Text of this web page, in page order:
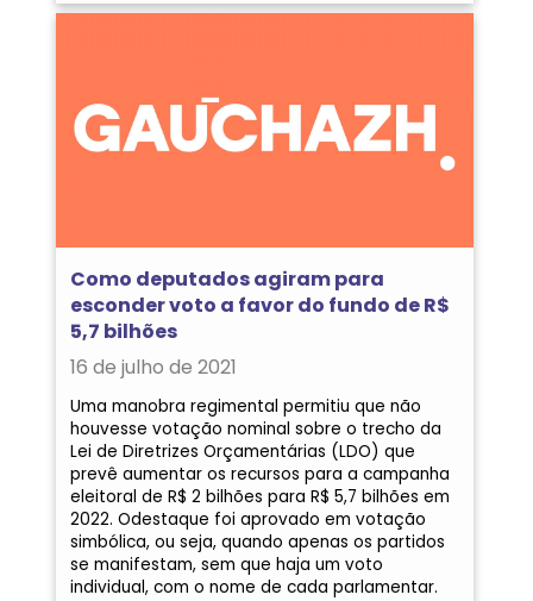
Como deputados agiram para
esconder voto a favor do fundo de R$
5,7 bilhões
16 de julho de 2021
Uma manobra regimental permitiu que não
houvesse votação nominal sobre o trecho da
Lei de Diretrizes Orçamentárias (LDO) que
prevê aumentar os recursos para a campanha
eleitoral de R$ 2 bilhões para R$ 5,7 bilhões em
2022. Odestaque foi aprovado em votação
simbólica, ou seja, quando apenas os partidos
se manifestam, sem que haja um voto
individual, com o nome de cada parlamentar.